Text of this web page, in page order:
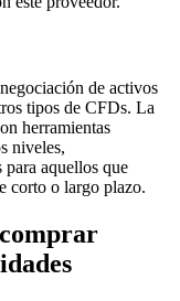
de activos
tipos de CFDs. La
herramientas
niveles,
aquellos que
corto o largo plazo.